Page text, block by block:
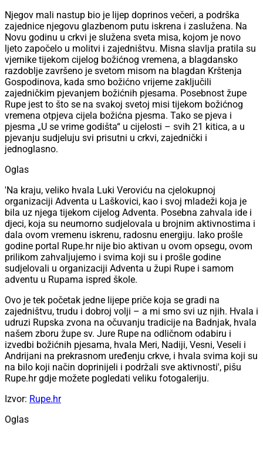
Njegov mali nastup bio je lijep doprinos večeri, a podrška
zajednice njegovu glazbenom putu iskrena i zaslužena. Na
Novu godinu u crkvi je služena sveta misa, kojom je novo
ljeto započelo u molitvi i zajedništvu. Misna slavlja pratila su
vjernike tijekom cijelog božićnog vremena, a blagdansko
razdoblje završeno je svetom misom na blagdan Krštenja
Gospodinova, kada smo božićno vrijeme zaključili
zajedničkim pjevanjem božićnih pjesama. Posebnost župe
Rupe jest to što se na svakoj svetoj misi tijekom božićnog
vremena otpjeva cijela božićna pjesma. Tako se pjeva i
pjesma „U se vrime godišta“ u cijelosti – svih 21 kitica, a u
pjevanju sudjeluju svi prisutni u crkvi, zajednički i
jednoglasno.
Oglas
'Na kraju, veliko hvala Luki Veroviću na cjelokupnoj
organizaciji Adventa u Laškovici, kao i svoj mladeži koja je
bila uz njega tijekom cijelog Adventa. Posebna zahvala ide i
djeci, koja su neumorno sudjelovala u brojnim aktivnostima i
dala ovom vremenu iskrenu, radosnu energiju. Iako prošle
godine portal Rupe.hr nije bio aktivan u ovom opsegu, ovom
prilikom zahvaljujemo i svima koji su i prošle godine
sudjelovali u organizaciji Adventa u župi Rupe i samom
adventu u Rupama ispred škole.
Ovo je tek početak jedne lijepe priče koja se gradi na
zajedništvu, trudu i dobroj volji – a mi smo svi uz njih. Hvala i
udruzi Rupska zvona na očuvanju tradicije na Badnjak, hvala
našem zboru župe sv. Jure Rupe na odličnom odabiru i
izvedbi božićnih pjesama, hvala Meri, Nadiji, Vesni, Veseli i
Andrijani na prekrasnom uređenju crkve, i hvala svima koji su
na bilo koji način doprinijeli i podržali sve aktivnosti', pišu
Rupe.hr gdje možete pogledati veliku fotogaleriju.
Izvor: Rupe.hr
Oglas